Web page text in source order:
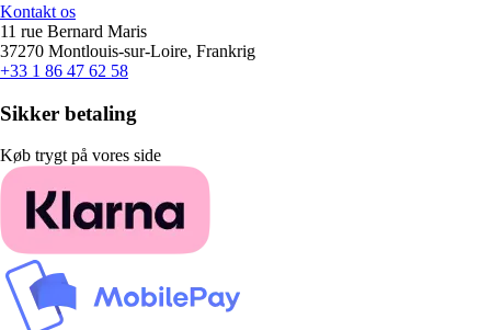
Kontakt os
11 rue Bernard Maris
37270 Montlouis-sur-Loire, Frankrig
+33 1 86 47 62 58
Sikker betaling
Køb trygt på vores side